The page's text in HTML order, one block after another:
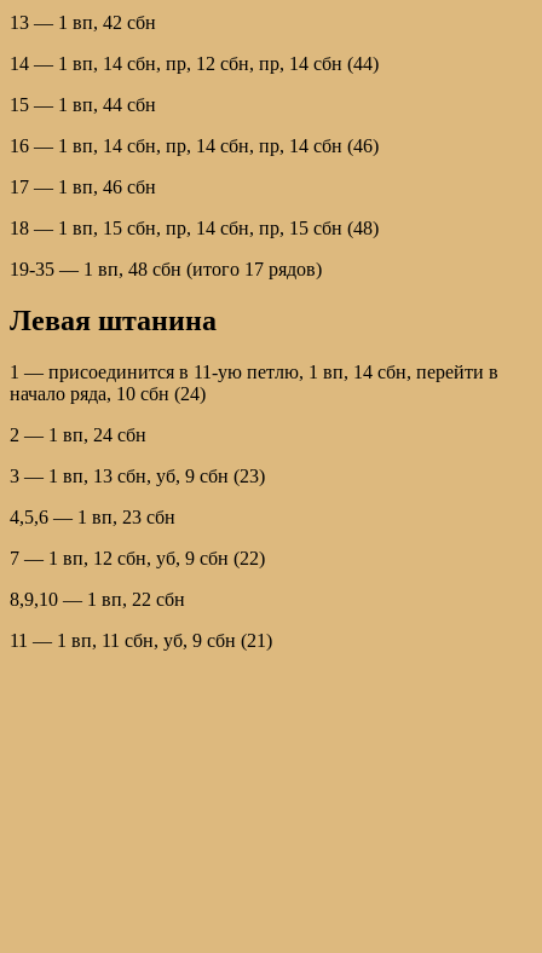
13 — 1 вп, 42 сбн
14 — 1 вп, 14 сбн, пр, 12 сбн, пр, 14 сбн (44)
15 — 1 вп, 44 сбн
16 — 1 вп, 14 сбн, пр, 14 сбн, пр, 14 сбн (46)
17 — 1 вп, 46 сбн
18 — 1 вп, 15 сбн, пр, 14 сбн, пр, 15 сбн (48)
19-35 — 1 вп, 48 сбн (итого 17 рядов)
Левая штанина
1 — присоединится в 11-ую петлю, 1 вп, 14 сбн, перейти в
начало ряда, 10 сбн (24)
2 — 1 вп, 24 сбн
3 — 1 вп, 13 сбн, уб, 9 сбн (23)
4,5,6 — 1 вп, 23 сбн
7 — 1 вп, 12 сбн, уб, 9 сбн (22)
8,9,10 — 1 вп, 22 сбн
11 — 1 вп, 11 сбн, уб, 9 сбн (21)